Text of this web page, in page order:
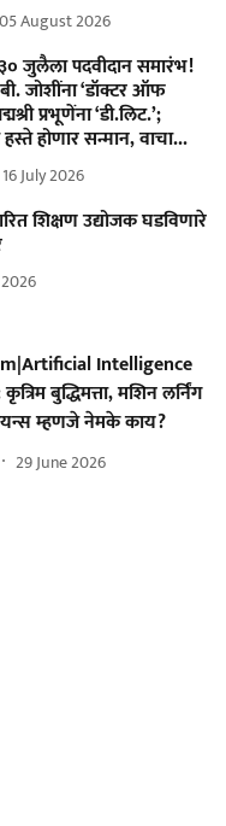
05 August 2026
३० जुलैला पदवीदान समारंभ!
जोशींना ‘डॉक्टर ऑफ
प्रभूणेंना ‘डी.लिट.’;
हस्ते होणार सन्मान, वाचा...
16 July 2026
शिक्षण उद्योजक घडविणारे
Intelligence
बुद्धिमत्ता, मशिन लर्निंग
म्हणजे नेमके काय?
29 June 2026